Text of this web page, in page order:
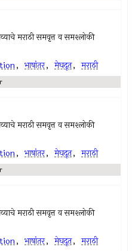
मराठी समवृत्त व समश्लोकी
, भाषांतर, मेघदूत, मराठी
मराठी समवृत्त व समश्लोकी
, भाषांतर, मेघदूत, मराठी
मराठी समवृत्त व समश्लोकी
, भाषांतर, मेघदूत, मराठी